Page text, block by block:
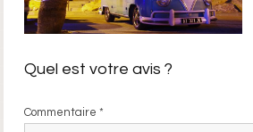
Quel est votre avis ?
Commentaire*